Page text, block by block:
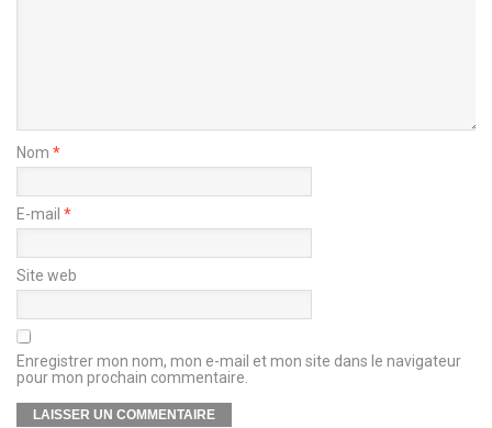
Nom *
E-mail *
Site web
Enregistrer mon nom, mon e-mail et mon site dans le navigateur
pour mon prochain commentaire.